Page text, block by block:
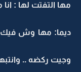
مها التفتت لها : انا
ديما: مها وش فيك
وجيت ركضه ..